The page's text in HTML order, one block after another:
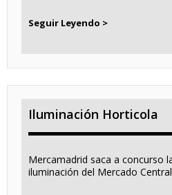
Seguir Leyendo >
Iluminación Horticola
Mercamadrid saca a concurso
iluminación del Mercado